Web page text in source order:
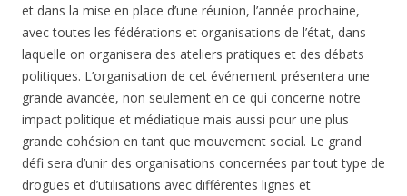
et dans la mise en place d’une réunion, l’année prochaine,
avec toutes les fédérations et organisations de l’état, dans
laquelle on organisera des ateliers pratiques et des débats
politiques. L’organisation de cet événement présentera une
grande avancée, non seulement en ce qui concerne notre
impact politique et médiatique mais aussi pour une plus
grande cohésion en tant que mouvement social. Le grand
défi sera d’unir des organisations concernées par tout type de
drogues et d’utilisations avec différentes lignes et